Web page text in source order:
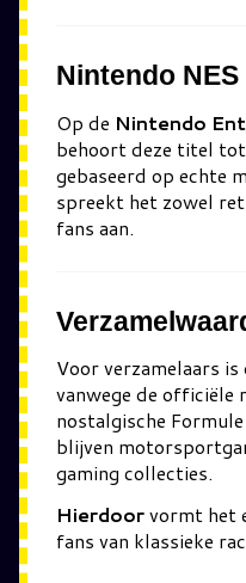
Nintendo
Op de Nintendo
behoort deze titel tot
gebaseerd op echte
spreekt het zowel
fans aan.
Voor verzamelaars
vanwege de officiële
nostalgische
blijven
gaming collecties.
Hierdoorvormt het
fans van klassieke